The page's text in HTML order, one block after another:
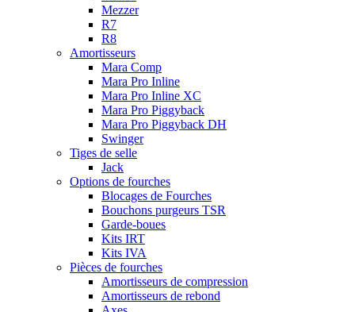
Mezzer
R7
R8
Amortisseurs
Mara Comp
Mara Pro Inline
Mara Pro Inline XC
Mara Pro Piggyback
Mara Pro Piggyback DH
Swinger
Tiges de selle
Jack
Options de fourches
Blocages de Fourches
Bouchons purgeurs TSR
Garde-boues
Kits IRT
Kits IVA
Pièces de fourches
Amortisseurs de compression
Amortisseurs de rebond